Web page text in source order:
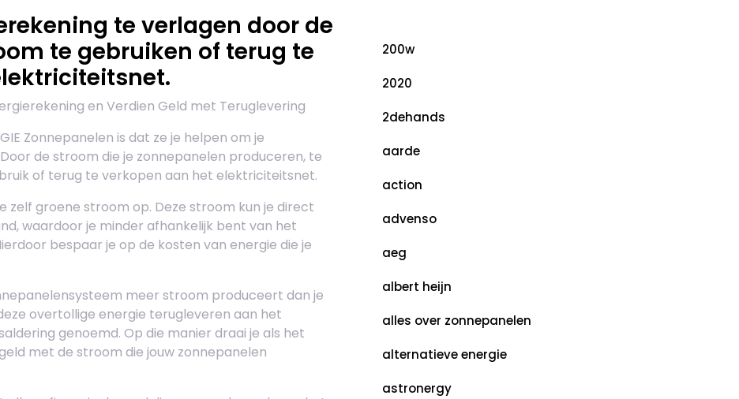
te verlagen door de
te gebruiken of terug te
en Verdien Geld met Teruglevering
Zonnepanelen is dat ze je helpen om je
de stroom die je zonnepanelen produceren, te
of terug te verkopen aan het elektriciteitsnet.
zelf groene stroom op. Deze stroom kun je direct
waardoor je minder afhankelijk bent van het
bespaar je op de kosten van energie die je
meer stroom produceert dan je
overtollige energie terugleveren aan het
genoemd. Op die manier draai je als het
met de stroom die jouw zonnepanelen
200w
2020
2dehands
aarde
action
advenso
aeg
albert heijn
alles over zonnepanelen
alternatieve energie
astronergy